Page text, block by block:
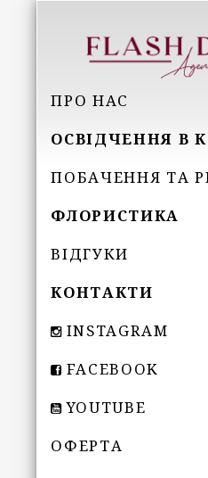
ПРО НАС
ОСВІДЧЕННЯ В
ПОБАЧЕННЯ ТА
ФЛОРИСТИКА
ВІДГУКИ
КОНТАКТИ
INSTAGRAM
FACEBOOK
YOUTUBE
ОФЕРТА